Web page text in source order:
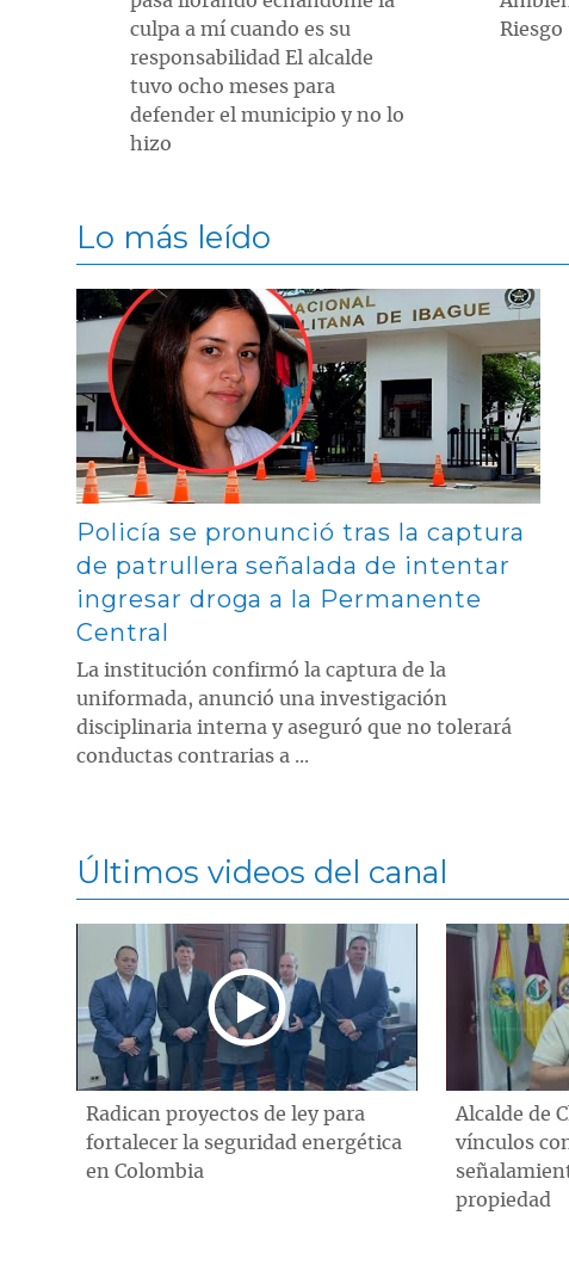
culpa a mí cuando es su
responsabilidad El alcalde
tuvo ocho meses para
defender el municipio y no lo
hizo
Riesgo
Lo más leído
Contenido multimedia principal
Policía se pronunció tras la captura
de patrullera señalada de intentar
ingresar droga a la Permanente
Central
La institución confirmó la captura de la
uniformada, anunció una investigación
disciplinaria interna y aseguró que no tolerará
conductas contrarias a ...
Últimos videos del canal
Radican proyectos de ley para
fortalecer la seguridad energética
en Colombia
Alcalde de
vínculos
propiedad